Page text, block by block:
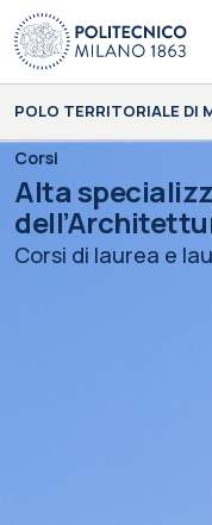
Skip to main content
Skip to page footer
POLO TERRITORIALE DI
Corsi
Alta
Corsi di laurea e